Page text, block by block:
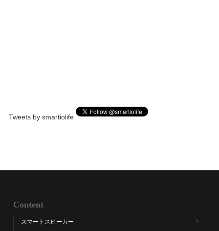
Tweets by smartiolife
Content
スマートスピーカー